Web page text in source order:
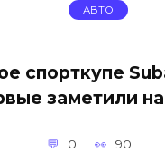
АВТО
спорткупе
заметили
0 90